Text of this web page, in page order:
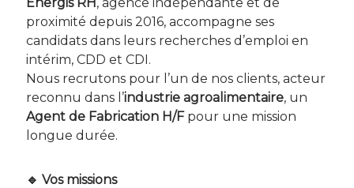
proximité depuis 2016, accompagne ses
candidats dans leurs recherches d’emploi en
intérim, CDD et CDI.
Nous recrutons pour l’un de nos clients, acteur
reconnu dans l’industrie agroalimentaire, un
Agent de Fabrication H/Fpour une mission
longue durée.
🔹 Vos missions